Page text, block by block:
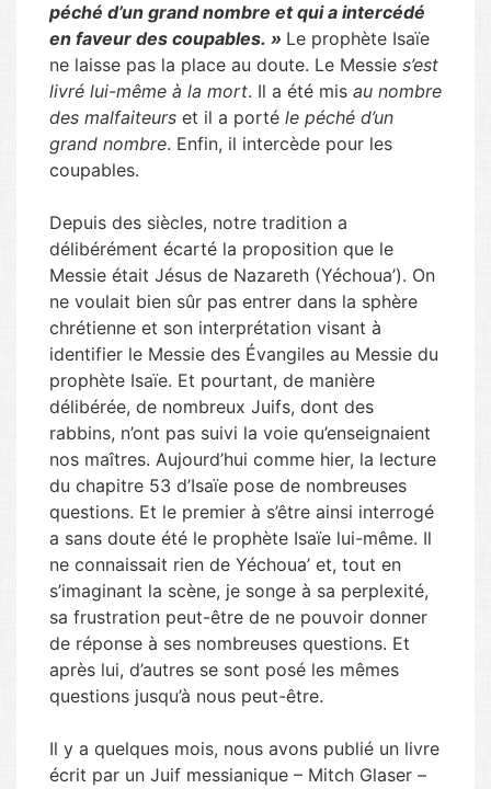
péché d’un grand nombre et qui a intercédé
en faveur des coupables. » Le prophète Isaïe
ne laisse pas la place au doute. Le Messie s’est
livré lui-même à la mort. Il a été mis au nombre
des malfaiteurs et il a porté le péché d’un
grand nombre. Enfin, il intercède pour les
coupables.
Depuis des siècles, notre tradition a
délibérément écarté la proposition que le
Messie était Jésus de Nazareth (Yéchoua’). On
ne voulait bien sûr pas entrer dans la sphère
chrétienne et son interprétation visant à
identifier le Messie des Évangiles au Messie du
prophète Isaïe. Et pourtant, de manière
délibérée, de nombreux Juifs, dont des
rabbins, n’ont pas suivi la voie qu’enseignaient
nos maîtres. Aujourd’hui comme hier, la lecture
du chapitre 53 d’Isaïe pose de nombreuses
questions. Et le premier à s’être ainsi interrogé
a sans doute été le prophète Isaïe lui-même. Il
ne connaissait rien de Yéchoua’ et, tout en
s’imaginant la scène, je songe à sa perplexité,
sa frustration peut-être de ne pouvoir donner
de réponse à ses nombreuses questions. Et
après lui, d’autres se sont posé les mêmes
questions jusqu’à nous peut-être.
Il y a quelques mois, nous avons publié un livre
écrit par un Juif messianique – Mitch Glaser –